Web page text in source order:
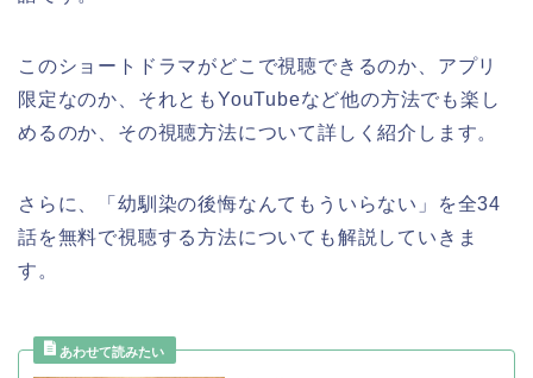
このショートドラマがどこで視聴できるのか、アプリ
限定なのか、それともYouTubeなど他の方法でも楽し
めるのか、その視聴方法について詳しく紹介します。
さらに、「幼馴染の後悔なんてもういらない」を全34
話を無料で視聴する方法についても解説していきま
す。